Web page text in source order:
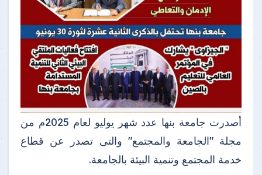
أصدرت جامعة بنها عدد شهر يوليو لعام 2025م من
مجلة "الجامعة والمجتمع" والتى تصدر عن قطاع
خدمة المجتمع وتنمية البيئة بالجامعة.